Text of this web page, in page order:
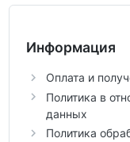
Информация
Оплата и
Политика в
данных
Политика